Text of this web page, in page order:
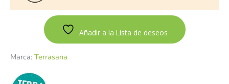
Añadir a la Lista de deseos
Marca: Terrasana